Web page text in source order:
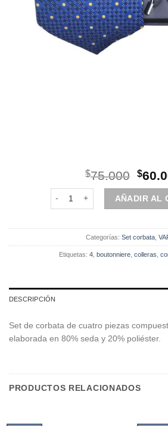
$75.000 El
era:
$
Set | Corbata | 4 Piezas | Azul
AÑADIR AL
Categorías: Set corbata
Etiquetas: 4, boutonniere, colleras
DESCRIPCIÓN
Set de corbata de cuatro piezas
elaborada en 80% seda y 20% poliéster.
PRODUCTOS RELACIONADOS